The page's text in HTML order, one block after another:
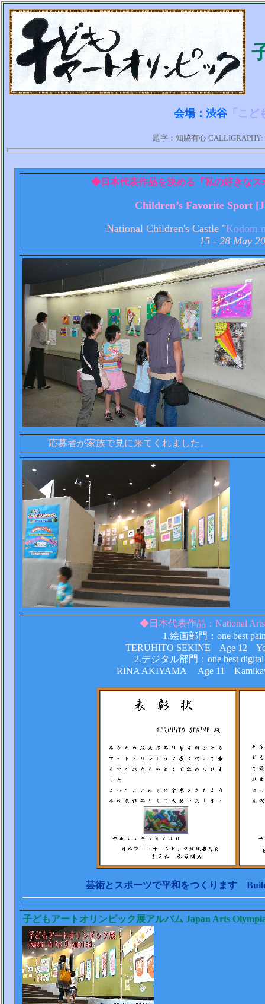
会場：渋谷「こど
題字：知脇有心 CALLIGRAPHY:
◆日本代表作品を決める『私の好きなス
Children’s Favorite Sport
National Children's Castle "Kodom
15 - 28 May
応募者が家族で見に来てくれまし
◆日本代表作品：National Arts
1.絵画部門：one best
TERUHITO SEKINE Age 12
2.デジタル部門：one
RINA AKIYAMA Age 11
芸術とスポーツで平和をつくります
子どもアートオリンピック展アルバム Japan Arts